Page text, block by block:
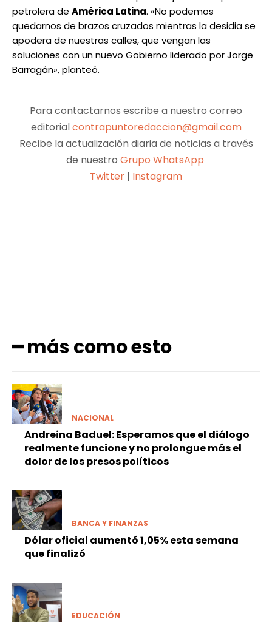
petrolera de América Latina. «No podemos
quedarnos de brazos cruzados mientras la desidia se
apodera de nuestras calles, que vengan las
soluciones con un nuevo Gobierno liderado por Jorge
Barragán», planteó.
Para contactarnos escribe a nuestro correo
editorialcontrapuntoredaccion@gmail.com
Recibe la actualización diaria de noticias a través
de nuestro Grupo WhatsApp
Twitter | Instagram
━ más como esto
NACIONAL
Andreina Baduel: Esperamos que el diálogo
realmente funcione y no prolongue más el
dolor de los presos políticos
BANCA Y FINANZAS
Dólar oficial aumentó 1,05% esta semana
que finalizó
EDUCACIÓN